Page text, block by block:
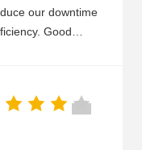
our downtime
Good